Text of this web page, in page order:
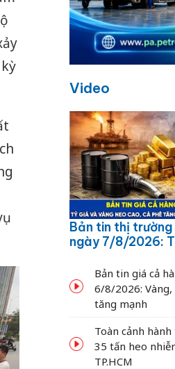
Video
Bản tin thị trường
ngày 7/8/2026:
dầu thế giới bật
Bản tin giá cả
6/8/2026:
tăng mạnh
Toàn cảnh
35 tấn heo
TP.HCM